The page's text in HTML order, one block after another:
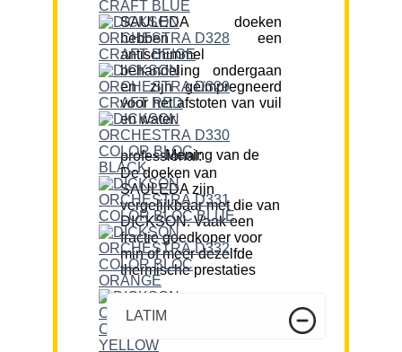
SAULEDA doeken
hebben een
antischimmel
behandeling ondergaan
en zijn geïmpregneerd
voor het afstoten van vuil
en water.
Mening van de professional:
De doeken van
SAULEDA zijn
vergelijkbaar met die van
DICKSON. Vaak een
fractie goedkoper voor
min of meer dezelfde
thermische prestaties
LATIM